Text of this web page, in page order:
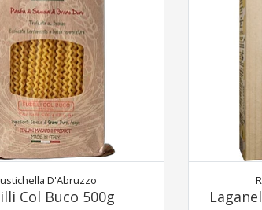
D'Abruzzo
Col Buco 500g